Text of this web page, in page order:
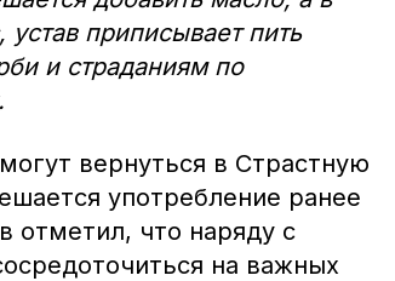
приписывает пить
и страданиям по
вернуться в Страстную
употребление ранее
отметил, что наряду с
на важных